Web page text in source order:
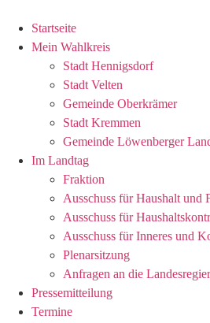
Inhalt
wechseln
Startseite
Mein Wahlkreis
Stadt Hennigsdorf
Stadt Velten
Gemeinde Oberkrämer
Stadt Kremmen
Gemeinde Löwenberger
Im Landtag
Fraktion
Ausschuss für Haushalt und
Ausschuss für
Ausschuss für Inneres und
Plenarsitzung
Anfragen an die
Pressemitteilung
Termine